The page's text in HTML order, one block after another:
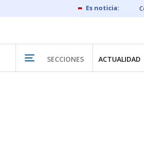
SECCIONES ACTUALIDAD